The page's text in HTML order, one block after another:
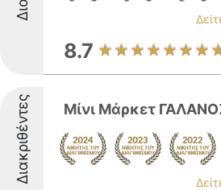
8.7
Διακριθέντες Μίνι Μάρκετ